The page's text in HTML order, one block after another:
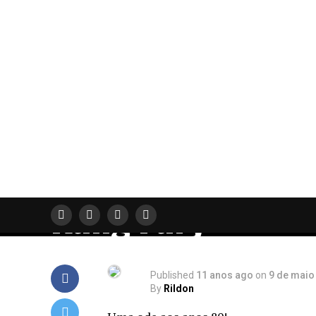
Kung Fury
Published 11 anos ago on 9 de
By Rildon